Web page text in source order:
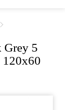
Grey 5
120x60